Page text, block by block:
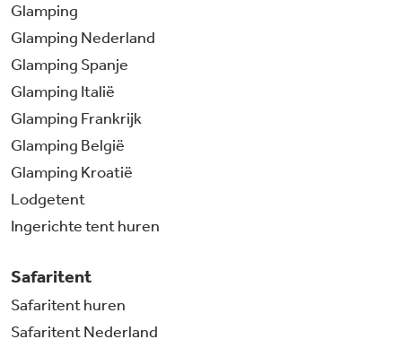
Glamping
Glamping Nederland
Glamping Spanje
Glamping Italië
Glamping Frankrijk
Glamping België
Glamping Kroatië
Lodgetent
Ingerichte tent huren
Safaritent
Safaritent huren
Safaritent Nederland